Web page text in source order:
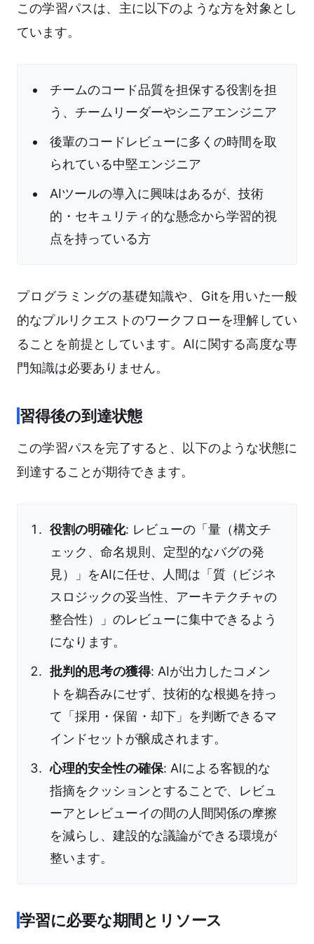
この学習パスは、主に以下のような方を対象とし
ています。
チームのコード品質を担保する役割を担
う、チームリーダーやシニアエンジニア
後輩のコードレビューに多くの時間を取
られている中堅エンジニア
AIツールの導入に興味はあるが、技術
的・セキュリティ的な懸念から学習的視
点を持っている方
プログラミングの基礎知識や、Gitを用いた一般
的なプルリクエストのワークフローを理解してい
ることを前提としています。AIに関する高度な専
門知識は必要ありません。
習得後の到達状態
この学習パスを完了すると、以下のような状態に
到達することが期待できます。
役割の明確化: レビューの「量（構文チ
ェック、命名規則、定型的なバグの発
見）」をAIに任せ、人間は「質（ビジネ
スロジックの妥当性、アーキテクチャの
整合性）」のレビューに集中できるよう
になります。
批判的思考の獲得: AIが出力したコメン
トを鵜呑みにせず、技術的な根拠を持っ
て「採用・保留・却下」を判断できるマ
インドセットが醸成されます。
心理的安全性の確保: AIによる客観的な
指摘をクッションとすることで、レビュ
ーアとレビューイの間の人間関係の摩擦
を減らし、建設的な議論ができる環境が
整います。
学習に必要な期間とリソース